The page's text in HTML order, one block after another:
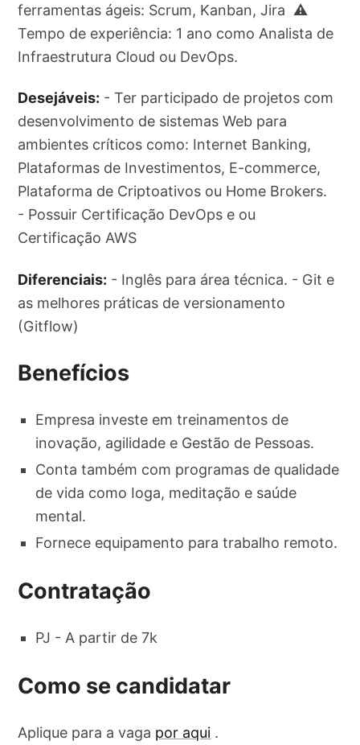
ferramentas ágeis: Scrum, Kanban, Jira ⚠
Tempo de experiência: 1 ano como Analista de
Infraestrutura Cloud ou DevOps.
Desejáveis: - Ter participado de projetos com
desenvolvimento de sistemas Web para
ambientes críticos como: Internet Banking,
Plataformas de Investimentos, E-commerce,
Plataforma de Criptoativos ou Home Brokers.
- Possuir Certificação DevOps e ou
Certificação AWS
Diferenciais: - Inglês para área técnica. - Git e
as melhores práticas de versionamento
(Gitflow)
Benefícios
Empresa investe em treinamentos de
inovação, agilidade e Gestão de Pessoas.
Conta também com programas de qualidade
de vida como Ioga, meditação e saúde
mental.
Fornece equipamento para trabalho remoto.
Contratação
PJ - A partir de 7k
Como se candidatar
Aplique para a vaga por aqui .